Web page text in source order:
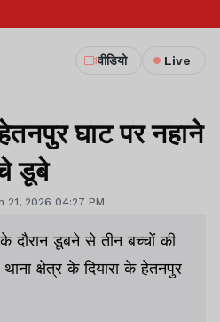
वीडियो Live
घाट पर नहाने
डूबे
21, 2026 04:27 PM
दौरान डूबने से तीन बच्चों की
क्षेत्र के दियारा के हेतनपुर